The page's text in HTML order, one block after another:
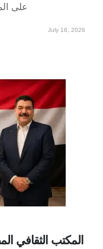
على
July 16, 2026
المكتب الثقافي